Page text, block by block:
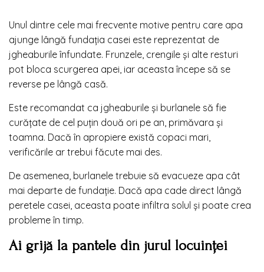
Unul dintre cele mai frecvente motive pentru care apa
ajunge lângă fundația casei este reprezentat de
jgheaburile înfundate. Frunzele, crengile și alte resturi
pot bloca scurgerea apei, iar aceasta începe să se
reverse pe lângă casă.
Este recomandat ca jgheaburile și burlanele să fie
curățate de cel puțin două ori pe an, primăvara și
toamna. Dacă în apropiere există copaci mari,
verificările ar trebui făcute mai des.
De asemenea, burlanele trebuie să evacueze apa cât
mai departe de fundație. Dacă apa cade direct lângă
peretele casei, aceasta poate infiltra solul și poate crea
probleme în timp.
Ai grijă la pantele din jurul locuinței